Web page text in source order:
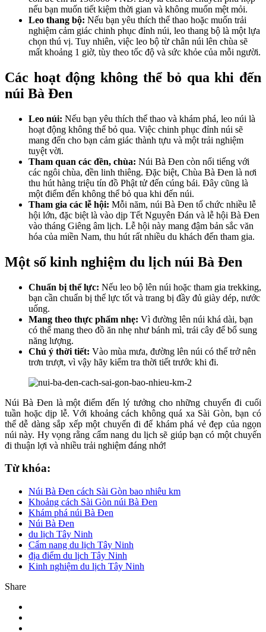
nếu bạn muốn tiết kiệm thời gian và không muốn mệt mỏi.
Leo thang bộ: Nếu bạn yêu thích thể thao hoặc muốn trải
nghiệm cảm giác chinh phục đỉnh núi, leo thang bộ là một lựa
chọn thú vị. Tuy nhiên, việc leo bộ từ chân núi lên chùa sẽ
mất khoảng 1 giờ, tùy theo tốc độ và sức khỏe của mỗi người.
Các hoạt động không thể bỏ qua khi đến
núi Bà Đen
Leo núi: Nếu bạn yêu thích thể thao và khám phá, leo núi là
hoạt động không thể bỏ qua. Việc chinh phục đỉnh núi sẽ
mang đến cho bạn cảm giác thành tựu và một trải nghiệm
tuyệt vời.
Tham quan các đền, chùa: Núi Bà Đen còn nổi tiếng với
các ngôi chùa, đền linh thiêng. Đặc biệt, Chùa Bà Đen là nơi
thu hút hàng triệu tín đồ Phật tử đến cúng bái. Đây cũng là
một điểm đến không thể bỏ qua khi đến núi.
Tham gia các lễ hội: Mỗi năm, núi Bà Đen tổ chức nhiều lễ
hội lớn, đặc biệt là vào dịp Tết Nguyên Đán và lễ hội Bà Đen
vào tháng Giêng âm lịch. Lễ hội này mang đậm bản sắc văn
hóa của miền Nam, thu hút rất nhiều du khách đến tham gia.
Một số kinh nghiệm du lịch núi Bà Đen
Chuẩn bị thể lực: Nếu leo bộ lên núi hoặc tham gia trekking,
bạn cần chuẩn bị thể lực tốt và trang bị đầy đủ giày dép, nước
uống.
Mang theo thực phẩm nhẹ: Vì đường lên núi khá dài, bạn
có thể mang theo đồ ăn nhẹ như bánh mì, trái cây để bổ sung
năng lượng.
Chú ý thời tiết: Vào mùa mưa, đường lên núi có thể trở nên
trơn trượt, vì vậy hãy kiểm tra thời tiết trước khi đi.
Núi Bà Đen là một điểm đến lý tưởng cho những chuyến đi cuối
tuần hoặc dịp lễ. Với khoảng cách không quá xa Sài Gòn, bạn có
thể dễ dàng sắp xếp một chuyến đi để khám phá vẻ đẹp của ngọn
núi này. Hy vọng rằng cẩm nang du lịch sẽ giúp bạn có một chuyến
đi thuận lợi và nhiều trải nghiệm đáng nhớ!
Từ khóa:
Núi Bà Đen cách Sài Gòn bao nhiêu km
Khoảng cách Sài Gòn núi Bà Đen
Khám phá núi Bà Đen
Núi Bà Đen
du lịch Tây Ninh
Cẩm nang du lịch Tây Ninh
địa điểm du lịch Tây Ninh
Kinh nghiệm du lịch Tây Ninh
Share